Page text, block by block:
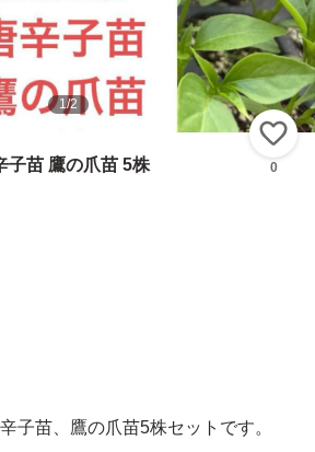
1/2
子苗 鷹の爪苗 5株 0
子苗、鷹の爪苗5株セットです。